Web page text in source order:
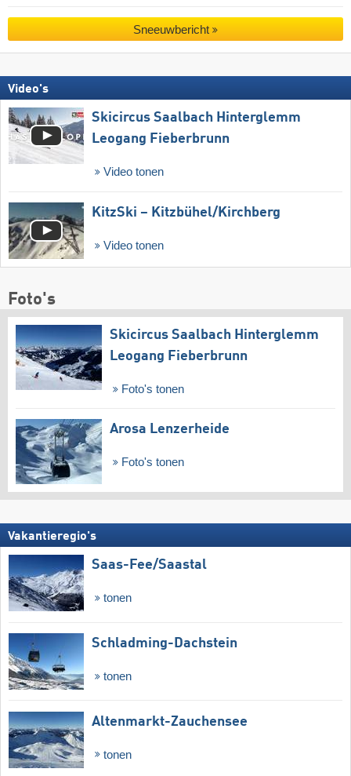
Sneeuwbericht
Video's
Skicircus Saalbach Hinterglemm
Leogang Fieberbrunn
Video tonen
KitzSki – Kitzbühel/​Kirchberg
Video tonen
Foto's
Skicircus Saalbach Hinterglemm
Leogang Fieberbrunn
Foto's tonen
Arosa Lenzerheide
Foto's tonen
Vakantieregio's
Saas-Fee/​Saastal
tonen
Schladming-Dachstein
tonen
Altenmarkt-Zauchensee
tonen